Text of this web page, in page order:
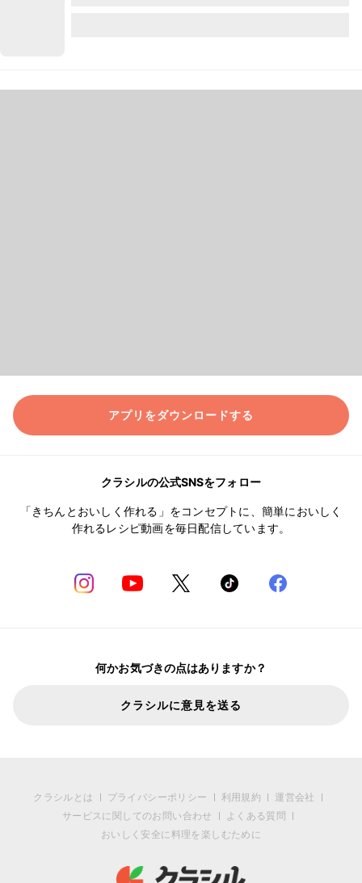
アプリをダウンロードする
クラシルの公式SNSをフォロー
「きちんとおいしく作れる」をコンセプトに、簡単においしく
作れるレシピ動画を毎日配信しています。
何かお気づきの点はありますか？
クラシルに意見を送る
クラシルとは プライバシーポリシー 利用規約
運営会社
サービスに関してのお問い合わせ
よくある質問
おいしく安全に料理を楽しむために